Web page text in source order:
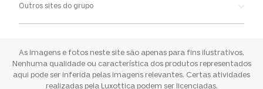
Outros sites do grupo
Ray-ban
Sunglass Hut
As imagens e fotos neste site são apenas para fins ilustrativos.
Nenhuma qualidade ou característica dos produtos representados
aqui pode ser inferida pelas imagens relevantes. Certas atividades
realizadas pela Luxottica podem ser licenciadas.